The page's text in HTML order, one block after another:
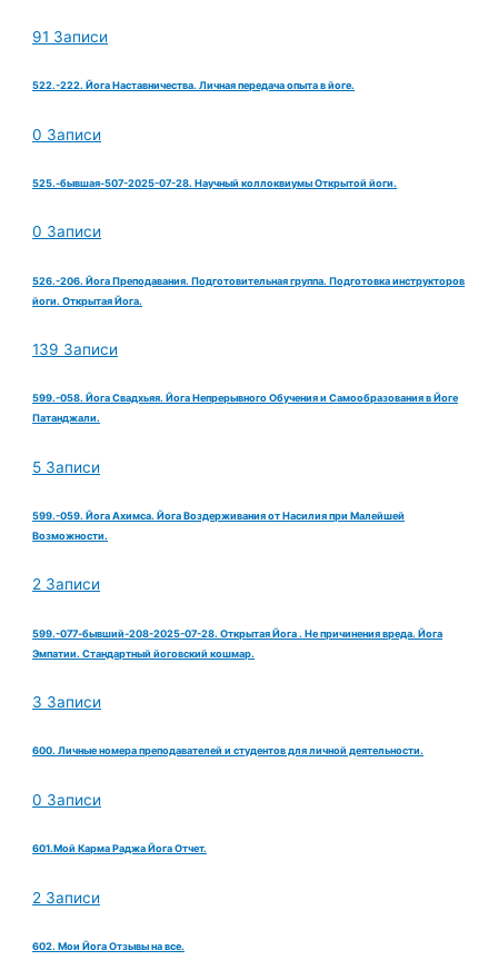
91 Записи
522.-222. Йога Наставничества. Личная передача опыта в йоге.
0 Записи
525.-бывшая-507-2025-07-28. Научный коллоквиумы Открытой йоги.
0 Записи
526.-206. Йога Преподавания. Подготовительная группа. Подготовка инструкторов
йоги. Открытая Йога.
139 Записи
599.-058. Йога Свадхьяя. Йога Непрерывного Обучения и Самообразования в Йоге
Патанджали.
5 Записи
599.-059. Йога Ахимса. Йога Воздерживания от Насилия при Малейшей
Возможности.
2 Записи
599.-077-бывший-208-2025-07-28. Открытая Йога . Не причинения вреда. Йога
Эмпатии. Стандартный йоговский кошмар.
3 Записи
600. Личные номера преподавателей и студентов для личной деятельности.
0 Записи
601.Мой Карма Раджа Йога Отчет.
2 Записи
602. Мои Йога Отзывы на все.